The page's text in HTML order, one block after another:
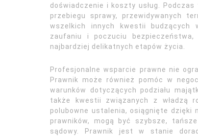
doświadczenie i koszty usług.
przebiegu sprawy, przewidywanych
wszelkich innych kwestii budzących
zaufaniu i poczuciu
najbardziej delikatnych etapów życia.
Profesjonalne wsparcie prawne nie
Prawnik może również pomóc w
warunków dotyczących podziału
także kwestii związanych z władzą
polubowne ustalenia, osiągnięte dzięki
prawników, mogą być szybsze,
sądowy. Prawnik jest w stanie